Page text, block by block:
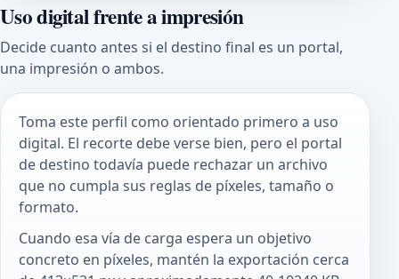
Uso digital frente a impresión
Decide cuanto antes si el destino final es un portal,
una impresión o ambos.
Toma este perfil como orientado primero a uso
digital. El recorte debe verse bien, pero el portal
de destino todavía puede rechazar un archivo
que no cumpla sus reglas de píxeles, tamaño o
formato.
Cuando esa vía de carga espera un objetivo
concreto en píxeles, mantén la exportación cerca